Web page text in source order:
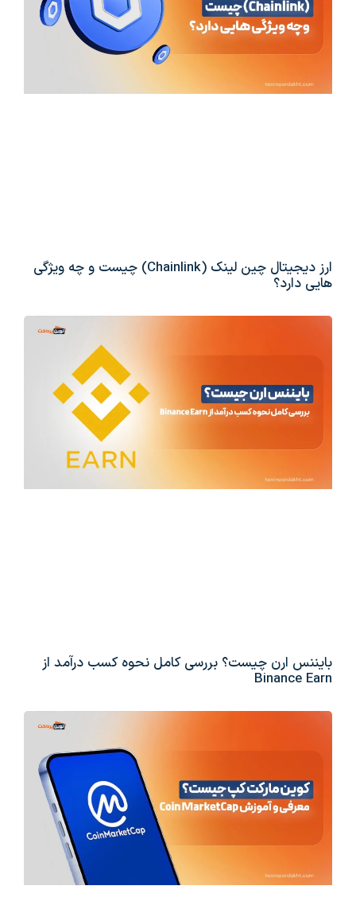
ارز دیجیتال چین لینک (Chainlink) چیست و چه ویژگی
هایی دارد؟
بایننس ارن چیست؟ بررسی کامل نحوه کسب درآمد از
Binance Earn